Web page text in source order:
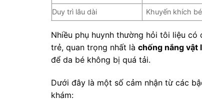
Duy trì lâu dài
Khuyến khích
Nhiều phụ huynh thường hỏi tôi liệu
trẻ, quan trọng nhất là chống nắng vật
để da bé không bị quá tải.
Dưới đây là một số cảm nhận từ các
khám: